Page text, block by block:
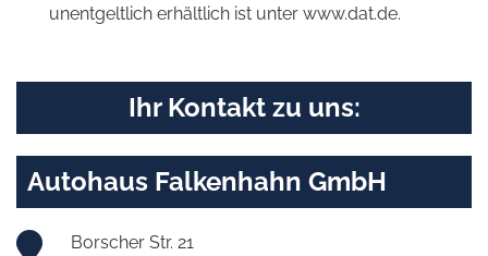
unentgeltlich erhältlich ist unter www.dat.de.
Ihr Kontakt zu uns:
Autohaus Falkenhahn GmbH
Borscher Str. 21